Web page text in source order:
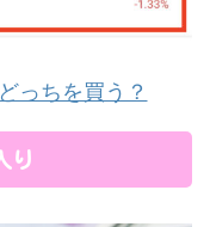
っちを買う？
り